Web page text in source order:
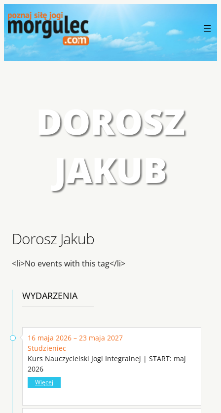
DOROSZ
JAKUB
Dorosz Jakub
<li>No events with this tag</li>
WYDARZENIA
16 maja 2026 – 23 maja 2027
Studzieniec
Kurs Nauczycielski Jogi Integralnej | START: maj
2026
Więcej